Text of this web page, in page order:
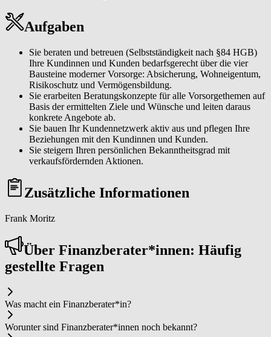
Aufgaben
Sie beraten und betreuen (Selbstständigkeit nach §84 HGB)
Ihre Kundinnen und Kunden bedarfsgerecht über die vier
Bausteine moderner Vorsorge: Absicherung, Wohneigentum,
Risikoschutz und Vermögensbildung.
Sie erarbeiten Beratungskonzepte für alle Vorsorgethemen auf
Basis der ermittelten Ziele und Wünsche und leiten daraus
konkrete Angebote ab.
Sie bauen Ihr Kundennetzwerk aktiv aus und pflegen Ihre
Beziehungen mit den Kundinnen und Kunden.
Sie steigern Ihren persönlichen Bekanntheitsgrad mit
verkaufsfördernden Aktionen.
Zusätzliche Informationen
Frank Moritz
Über Fi­nanz­be­ra­ter*in­nen: Häufig
gestellte Fragen
Was macht ein Fi­nanz­be­ra­ter*in?
Worunter sind Fi­nanz­be­ra­ter*in­nen noch bekannt?